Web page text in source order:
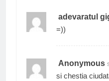
adevaratul
=))
Anonymous
si chestia